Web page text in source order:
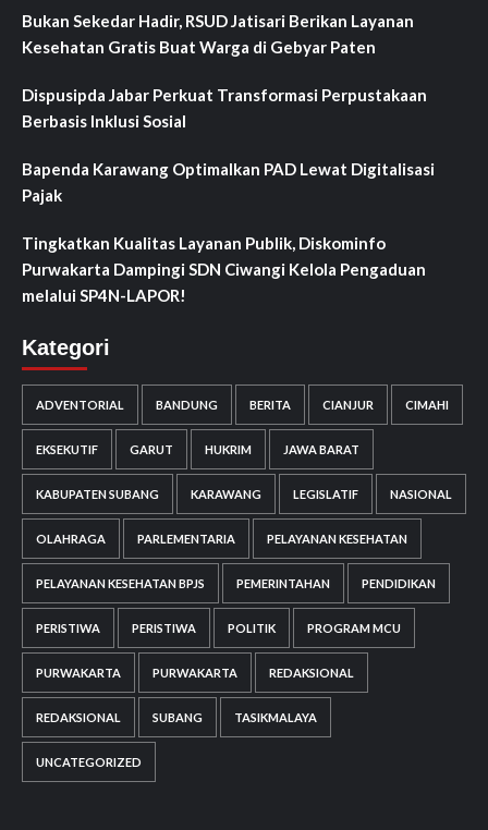
Bukan Sekedar Hadir, RSUD Jatisari Berikan Layanan
Kesehatan Gratis Buat Warga di Gebyar Paten
Dispusipda Jabar Perkuat Transformasi Perpustakaan
Berbasis Inklusi Sosial
Bapenda Karawang Optimalkan PAD Lewat Digitalisasi
Pajak
Tingkatkan Kualitas Layanan Publik, Diskominfo
Purwakarta Dampingi SDN Ciwangi Kelola Pengaduan
melalui SP4N-LAPOR!
Kategori
ADVENTORIAL BANDUNG BERITA CIANJUR CIMAHI
EKSEKUTIF GARUT HUKRIM JAWA BARAT
KABUPATEN SUBANG KARAWANG LEGISLATIF NASIONAL
OLAHRAGA PARLEMENTARIA PELAYANAN KESEHATAN
PELAYANAN KESEHATAN BPJS PEMERINTAHAN PENDIDIKAN
PERISTIWA PERISTIWA POLITIK PROGRAM MCU
PURWAKARTA PURWAKARTA REDAKSIONAL
REDAKSIONAL SUBANG TASIKMALAYA
UNCATEGORIZED